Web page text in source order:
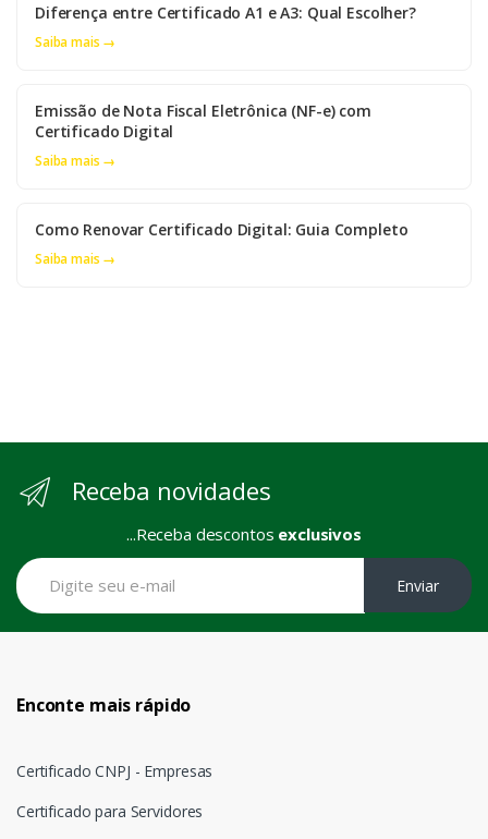
Diferença entre Certificado A1 e A3: Qual Escolher?
Saiba mais →
Emissão de Nota Fiscal Eletrônica (NF-e) com
Certificado Digital
Saiba mais →
Como Renovar Certificado Digital: Guia Completo
Saiba mais →
Receba novidades
...Receba descontos exclusivos
Enviar
Enconte mais rápido
Certificado CNPJ - Empresas
Certificado para Servidores